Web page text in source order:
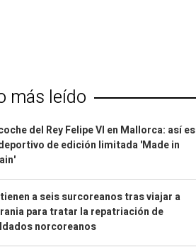
más leído
del Rey Felipe VI en Mallorca: así es
de edición limitada 'Made in
a seis surcoreanos tras viajar a
para tratar la repatriación de
norcoreanos